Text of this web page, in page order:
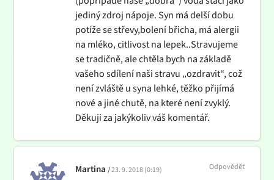
jediný zdroj nápoje. Syn má delší dobu
potíže se střevy,bolení břicha, má alergii
na mléko, citlivost na lepek..Stravujeme
se tradičně, ale chtěla bych na základě
vašeho sdílení naši stravu „ozdravit“, což
není zvláště u syna lehké, těžko přijímá
nové a jiné chutě, na které není zvyklý.
Děkuji za jakýkoliv váš komentář.
Martina 23. 9. 2018 (0:19) Odpovědět